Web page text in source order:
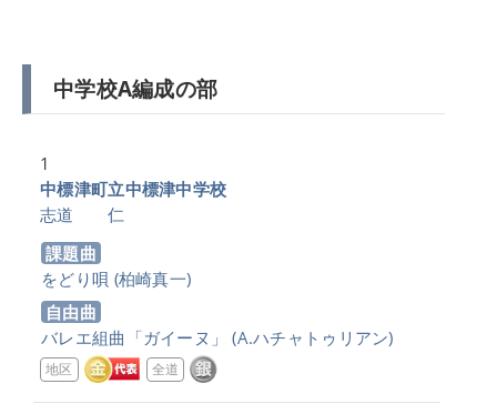
中学校A編成の部
1
中標津町立中標津中学校
志道 仁
課題曲
をどり唄 (柏崎真一)
自由曲
バレエ組曲「ガイーヌ」
(A.ハチャトゥリアン)
地区 全道